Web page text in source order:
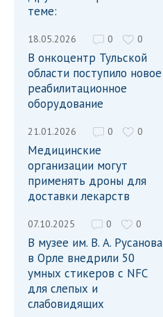
теме:
18.05.2026 0 0
В онкоцентр Тульской
области поступило новое
реабилитационное
оборудование
21.01.2026 0 0
Медицинские
организации могут
применять дроны для
доставки лекарств
07.10.2025 0 0
В музее им. В. А. Русанова
в Орле внедрили 50
умных стикеров с NFC
для слепых и
слабовидящих